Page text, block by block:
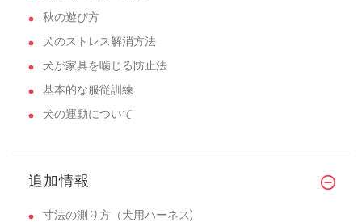
秋の遊び方
犬のストレス解消方法
犬が家具を噛じる防止法
基本的な服従訓練
犬の運動について
追加情報
寸法の測り方（犬用ハーネス)